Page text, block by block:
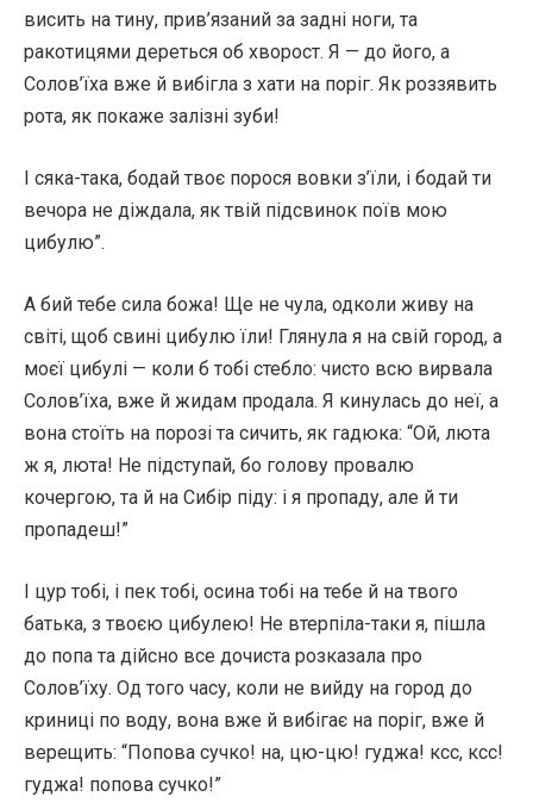
висить на тину, прив’язаний за задні ноги, та
ракотицями дереться об хворост. Я — до його, а
Солов’їха вже й вибігла з хати на поріг. Як роззявить
рота, як покаже залізні зуби!
І сяка-така, бодай твоє порося вовки з’їли, і бодай ти
вечора не діждала, як твій підсвинок поїв мою
цибулю”.
А бий тебе сила божа! Ще не чула, одколи живу на
світі, щоб свині цибулю їли! Глянула я на свій город, а
моєї цибулі — коли б тобі стебло: чисто всю вирвала
Солов’їха, вже й жидам продала. Я кинулась до неї, а
вона стоїть на порозі та сичить, як гадюка: “Ой, люта
ж я, люта! Не підступай, бо голову провалю
кочергою, та й на Сибір піду: і я пропаду, але й ти
пропадеш!”
І цур тобі, і пек тобі, осина тобі на тебе й на твого
батька, з твоєю цибулею! Не втерпіла-таки я, пішла
до попа та дійсно все дочиста розказала про
Солов’їху. Од того часу, коли не вийду на город до
криниці по воду, вона вже й вибігає на поріг, вже й
верещить: “Попова сучко! на, цю-цю! гуджа! ксс, ксс!
гуджа! попова сучко!”